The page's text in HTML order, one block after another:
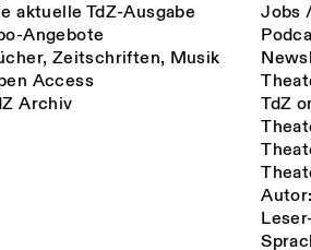
aktuelle TdZ-Ausgabe
Angebote
Zeitschriften, Musik
Access
Archiv
Jobs
TdZ